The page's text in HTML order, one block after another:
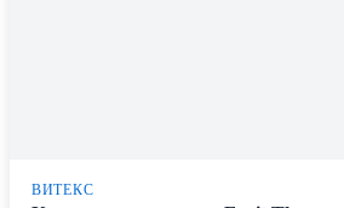
ВИТЕКС